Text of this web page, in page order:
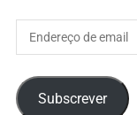
Subscrever